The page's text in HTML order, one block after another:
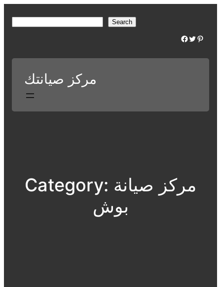
r
Search
Facebook Twitter Pinterest
مركز صيانتك
Category: مركز صيانة
بوش